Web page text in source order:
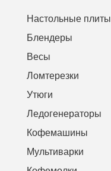
Настольные плиты
Блендеры
Весы
Ломтерезки
Утюги
Ледогенераторы
Кофемашины
Мультиварки